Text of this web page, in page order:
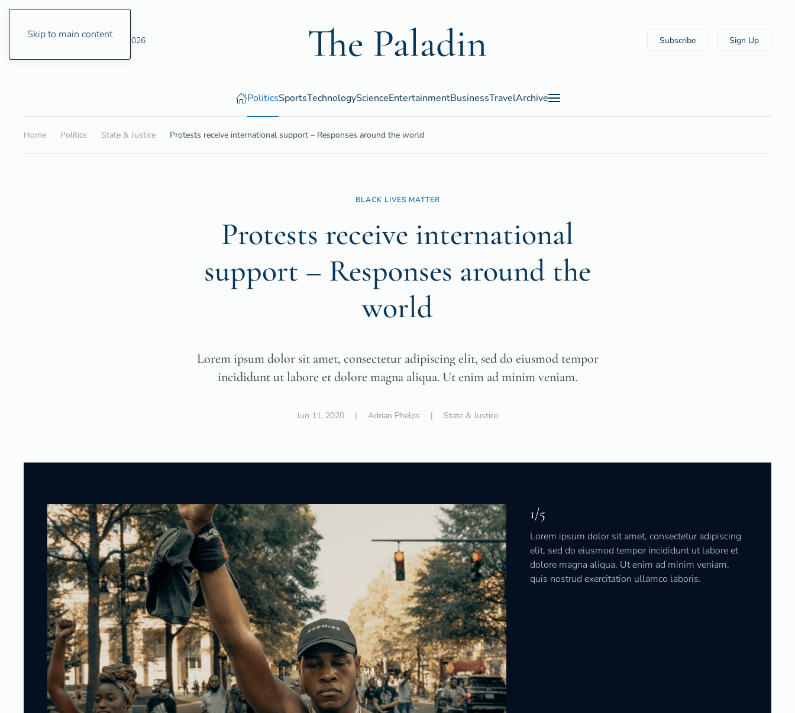
Skip to main content
Saturday, 8 August 2026 Subscribe Sign Up
PoliticsSportsTechnologyScienceEntertainmentBusinessTravelArchive
Home Politics State & Justice Protests receive international support – Responses around the world
BLACK LIVES MATTER
Protests receive international
support – Responses around the
world
Lorem ipsum dolor sit amet, consectetur adipiscing elit, sed do eiusmod tempor
incididunt ut labore et dolore magna aliqua. Ut enim ad minim veniam.
Jun 11, 2020 | Adrian Phelps | State & Justice
1/5
Lorem ipsum dolor sit amet, consectetur adipiscing
elit, sed do eiusmod tempor incididunt ut labore et
dolore magna aliqua. Ut enim ad minim veniam,
quis nostrud exercitation ullamco laboris.